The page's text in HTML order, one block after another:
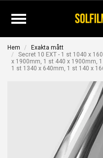
Hem
Exakta mått
Secret 10 EXT - 1 st 1040 x
x 1900mm, 1 st 440 x 1900mm,
1 st 1340 x 640mm, 1 st 140 x